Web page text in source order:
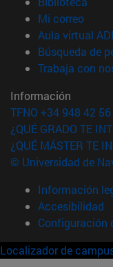
Mi correo(abre
Aula virtual ADI
Búsqueda de
Trabaja con
Información
TFNO +34 948 42
¿QUÉ GRADO TE
¿QUÉ MÁSTER TE
© Universidad de
Información
Accesibilidad
Configuración
Localizador de